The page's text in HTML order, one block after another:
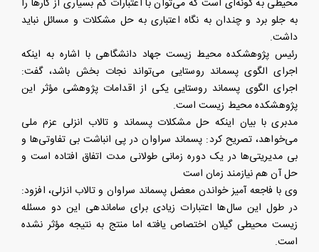
محیطی به گونه‌ای است که می‌توان با اعتبارات کم بسیاری از کارها را
به جلو برد و چندان به نگاه اعتباری به حل مشکلات و مسائل نباید
داشت.
رئیس پژوهشکده محیط زیست جهاد دانشگاهی با اشاره به اینکه
اجرای الگوی پسماند روستایی می‌تواند نجات بخش باشد، گفت:
اجرای الگوی پسماند روستایی یکی از اقدامات پژوهشی مؤثر این
پژوهشکده محیط زیست است.
مدبری با بیان اینکه حل مشکلات پسماند و تالاب انزلی عزم ملی
می‌خواهد، تصریح کرد: پسماند سراوان در پی انباشت بی تفاوتی‌ها و
بی مدیریتی‌ها در یک دوره زمانی طولانی مدت اتفاق افتاده است و
حل آن هم نیازمند زمان است
وی با فاجعه آمیز خواندن معضل پسماند سراوان و تالاب انزلی، افزود:
در طول این سال‌ها اعتبارات زیادی برای ساماندهی این دو مسئله
زیست محیطی گیلان اختصاص یافته اما منتج به نتیجه مؤثر نشده
است.